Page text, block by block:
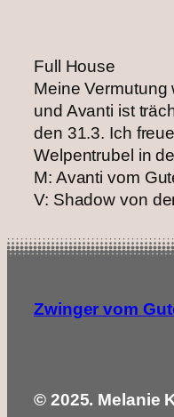
Full House
Meine Vermutung
und Avanti ist
den 31.3. Ich
Welpentrubel in
M: Avanti vom
V: Shadow von
Zwinger vom
© 2025. Melanie